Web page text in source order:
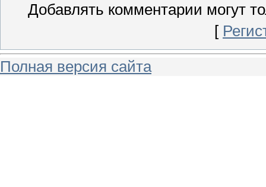
Добавлять комментарии могут
[
Полная версия сайта